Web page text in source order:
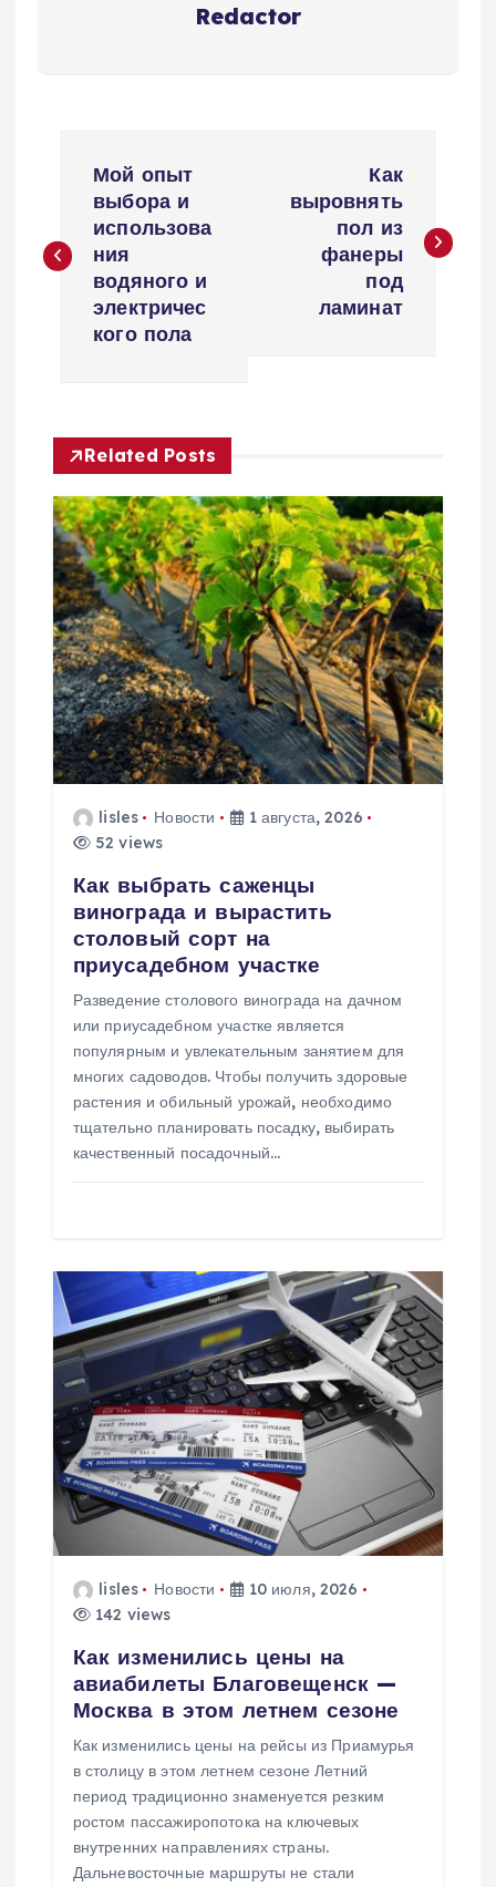
Redactor
в
а
ц
и
я
п
о
з
Мой опыт
выбора и
использова
ния
водяного и
электричес
кого пола
Как
выровнять
пол из
фанеры
под
ламинат
Related Posts
lisles Новости
1 августа, 2026
52 views
Как выбрать саженцы
винограда и вырастить
столовый сорт на
приусадебном участке
Разведение столового винограда на дачном
или приусадебном участке является
популярным и увлекательным занятием для
многих садоводов. Чтобы получить здоровые
растения и обильный урожай, необходимо
тщательно планировать посадку, выбирать
качественный посадочный…
lisles Новости
10 июля, 2026
142 views
Как изменились цены на
авиабилеты Благовещенск —
Москва в этом летнем сезоне
Как изменились цены на рейсы из Приамурья
в столицу в этом летнем сезоне Летний
период традиционно знаменуется резким
ростом пассажиропотока на ключевых
внутренних направлениях страны.
Дальневосточные маршруты не стали